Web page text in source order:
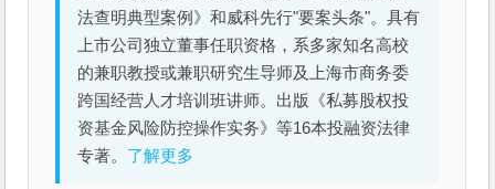
法查明典型案例》和威科先行"要案头条"。具有
上市公司独立董事任职资格，系多家知名高校
的兼职教授或兼职研究生导师及上海市商务委
跨国经营人才培训班讲师。出版《私募股权投
资基金风险防控操作实务》等16本投融资法律
专著。 了解更多